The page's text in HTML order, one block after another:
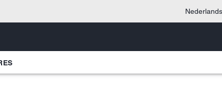
Nederlands